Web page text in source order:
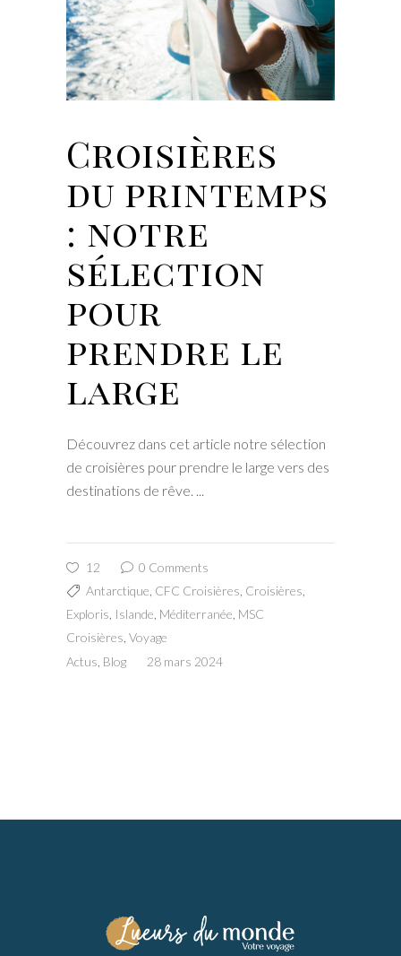
Croisières
du printemps
: notre
sélection
pour
prendre le
large
Découvrez dans cet article notre sélection
de croisières pour prendre le large vers des
destinations de rêve.
12
0 Comments
Antarctique CFC Croisières Croisières
Exploris Islande Méditerranée MSC
Croisières Voyage
Actus Blog 28 mars 2024